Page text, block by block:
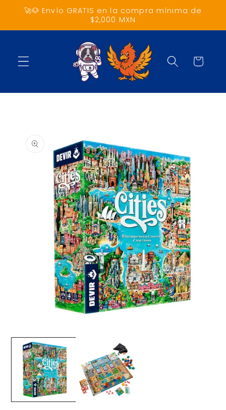
directamente
🚀🐶 Envío GRATIS en la compra mínima de
$2,000 MXN
Carrito
información
del producto
elemento
multimedia
en
una
ventana
modal